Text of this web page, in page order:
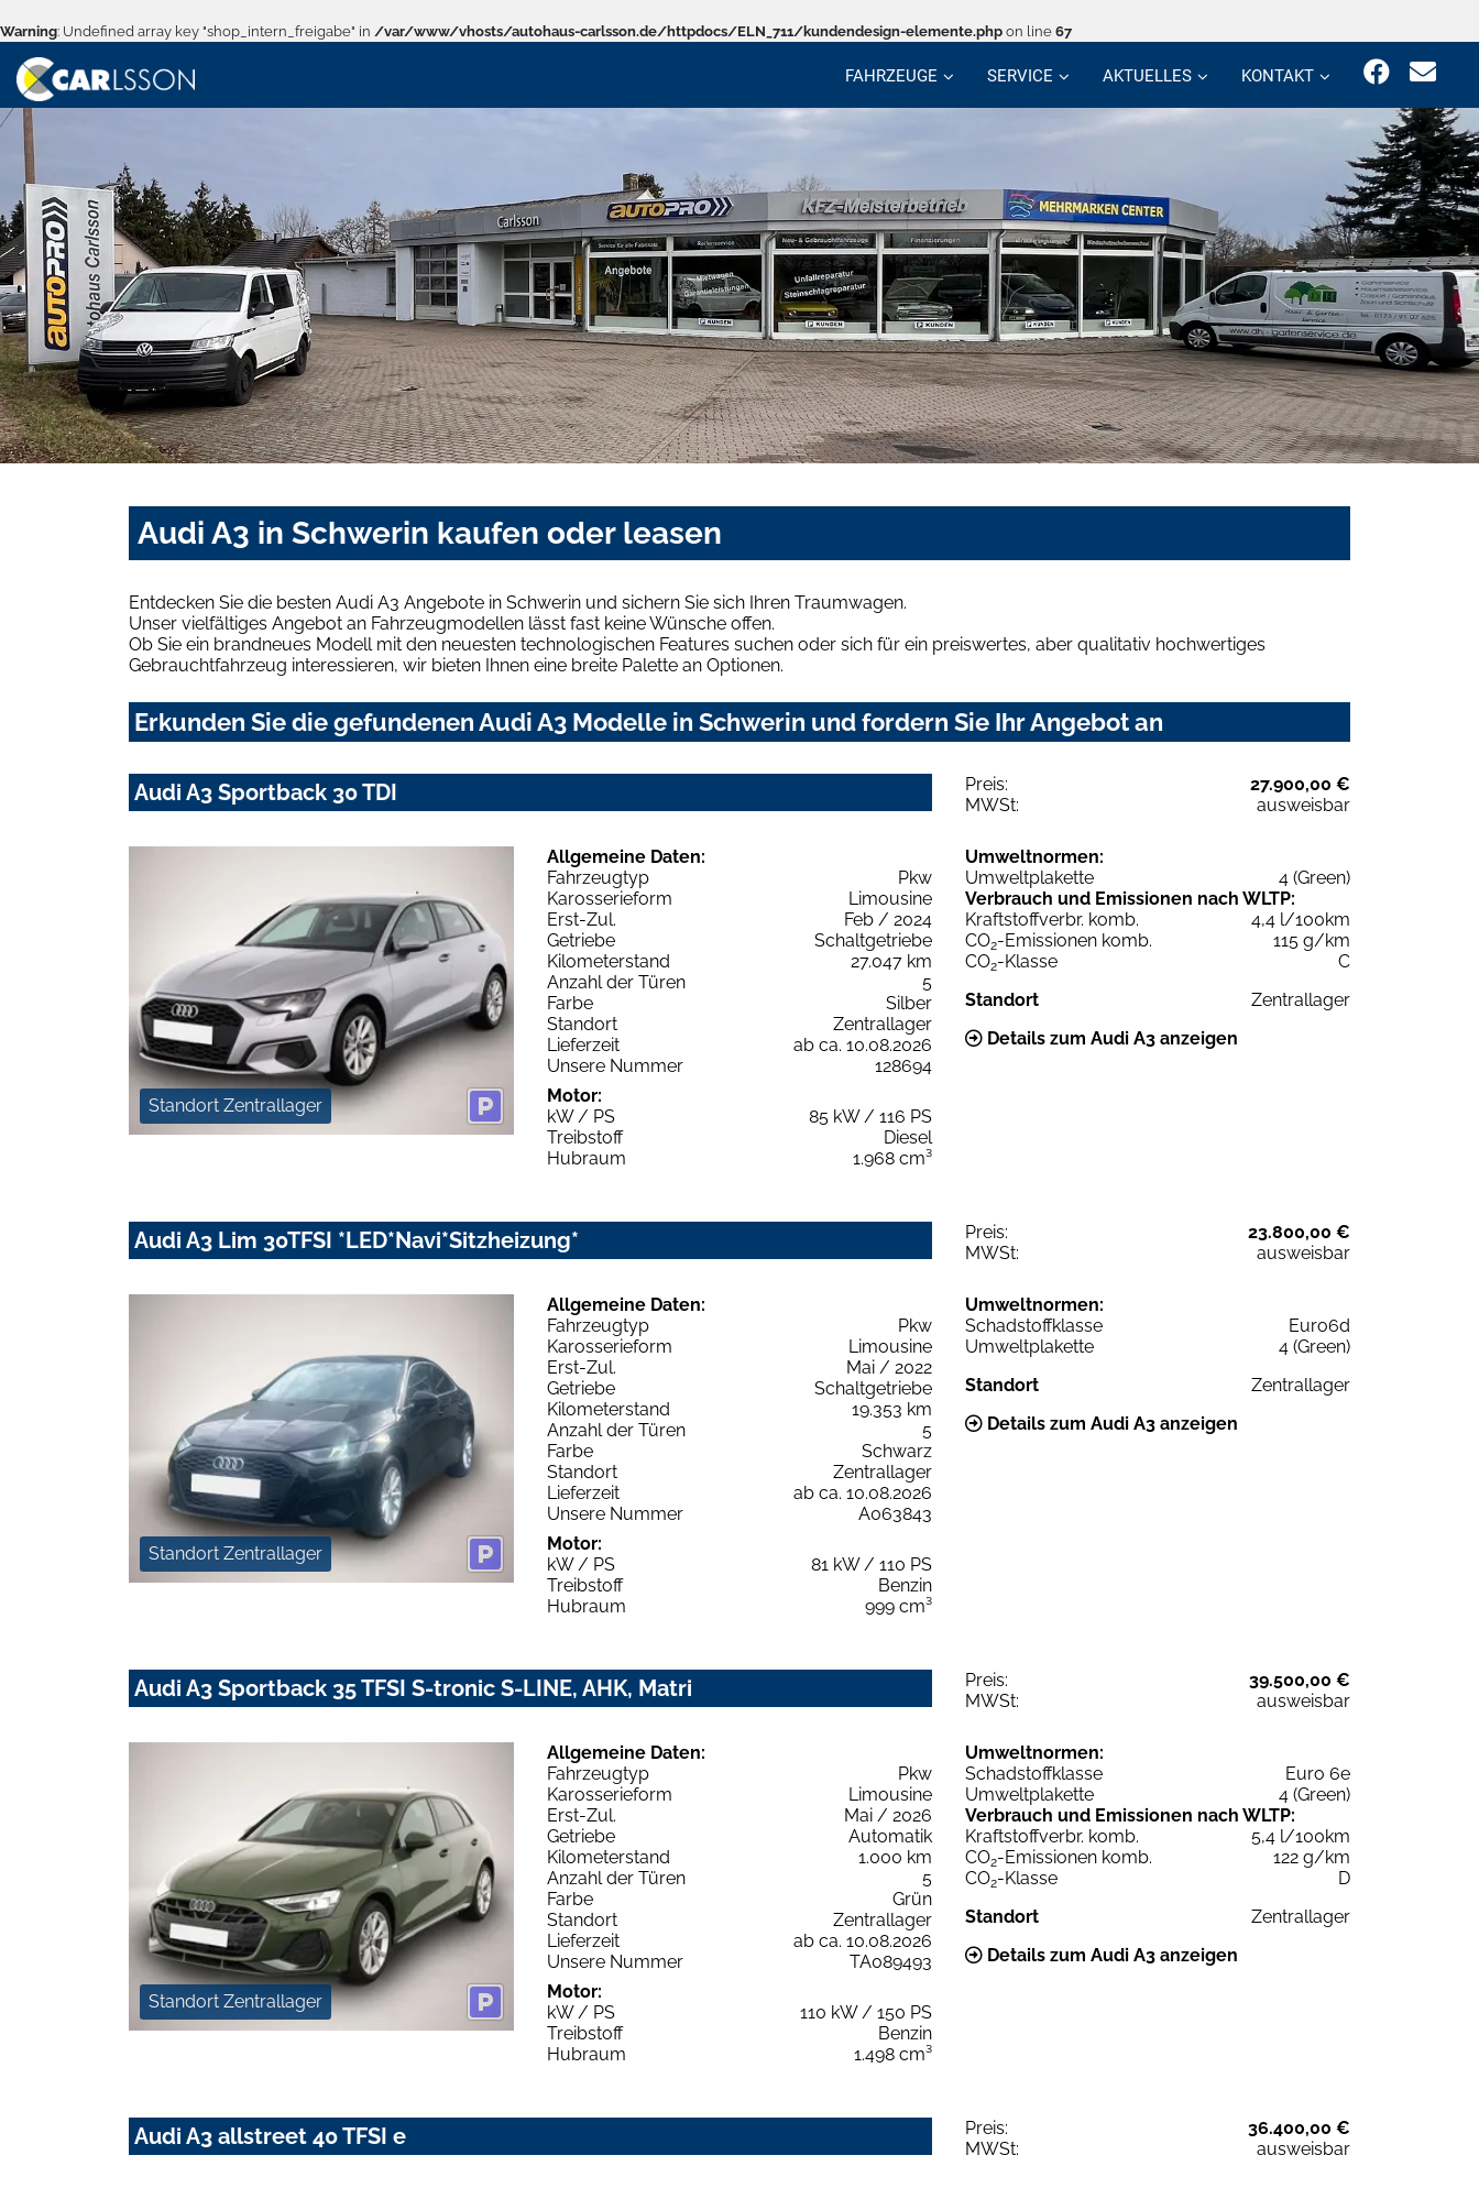
Warning: Undefined array key "shop_intern_freigabe" in /var/www/vhosts/autohaus-carlsson.de/httpdocs/ELN_711/kundendesign-elemente.php on line 67
FAHRZEUGE SERVICE AKTUELLES KONTAKT
Audi A3 in Schwerin kaufen oder leasen
Entdecken Sie die besten Audi A3 Angebote in Schwerin und sichern Sie sich Ihren Traumwagen.
Unser vielfältiges Angebot an Fahrzeugmodellen lässt fast keine Wünsche offen.
Ob Sie ein brandneues Modell mit den neuesten technologischen Features suchen oder sich für ein preiswertes, aber qualitativ hochwertiges
Gebrauchtfahrzeug interessieren, wir bieten Ihnen eine breite Palette an Optionen.
Erkunden Sie die gefundenen Audi A3 Modelle in Schwerin und fordern Sie Ihr Angebot an
Audi A3 Sportback 30 TDI Preis:
27.900,00 €
MWSt:
ausweisbar
Standort Zentrallager
Allgemeine Daten:
Fahrzeugtyp
Pkw
Karosserieform
Limousine
Erst-Zul.
Feb / 2024
Getriebe
Schaltgetriebe
Kilometerstand
27.047 km
Anzahl der Türen
5
Farbe
Silber
Standort
Zentrallager
Lieferzeit
ab ca. 10.08.2026
Unsere Nummer
128694
Motor:
kW / PS
85 kW / 116 PS
Treibstoff
Diesel
Hubraum
1.968 cm³
Umweltnormen:
Umweltplakette
4 (Green)
Verbrauch und Emissionen nach WLTP:
Kraftstoffverbr. komb.
4,4 l/100km
CO2-Emissionen komb.
115 g/km
CO2-Klasse
C
Standort
Zentrallager
Details zum Audi A3 anzeigen
Audi A3 Lim 30TFSI *LED*Navi*Sitzheizung* Preis:
23.800,00 €
MWSt:
ausweisbar
Standort Zentrallager
Allgemeine Daten:
Fahrzeugtyp
Pkw
Karosserieform
Limousine
Erst-Zul.
Mai / 2022
Getriebe
Schaltgetriebe
Kilometerstand
19.353 km
Anzahl der Türen
5
Farbe
Schwarz
Standort
Zentrallager
Lieferzeit
ab ca. 10.08.2026
Unsere Nummer
A063843
Motor:
kW / PS
81 kW / 110 PS
Treibstoff
Benzin
Hubraum
999 cm³
Umweltnormen:
Schadstoffklasse
Euro6d
Umweltplakette
4 (Green)
Standort
Zentrallager
Details zum Audi A3 anzeigen
Audi A3 Sportback 35 TFSI S-tronic S-LINE, AHK, Matri Preis:
39.500,00 €
MWSt:
ausweisbar
Standort Zentrallager
Allgemeine Daten:
Fahrzeugtyp
Pkw
Karosserieform
Limousine
Erst-Zul.
Mai / 2026
Getriebe
Automatik
Kilometerstand
1.000 km
Anzahl der Türen
5
Farbe
Grün
Standort
Zentrallager
Lieferzeit
ab ca. 10.08.2026
Unsere Nummer
TA089493
Motor:
kW / PS
110 kW / 150 PS
Treibstoff
Benzin
Hubraum
1.498 cm³
Umweltnormen:
Schadstoffklasse
Euro 6e
Umweltplakette
4 (Green)
Verbrauch und Emissionen nach WLTP:
Kraftstoffverbr. komb.
5,4 l/100km
CO2-Emissionen komb.
122 g/km
CO2-Klasse
D
Standort
Zentrallager
Details zum Audi A3 anzeigen
Audi A3 allstreet 40 TFSI e Preis:
36.400,00 €
MWSt:
ausweisbar